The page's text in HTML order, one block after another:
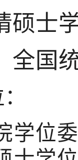
硕士
全国
学位